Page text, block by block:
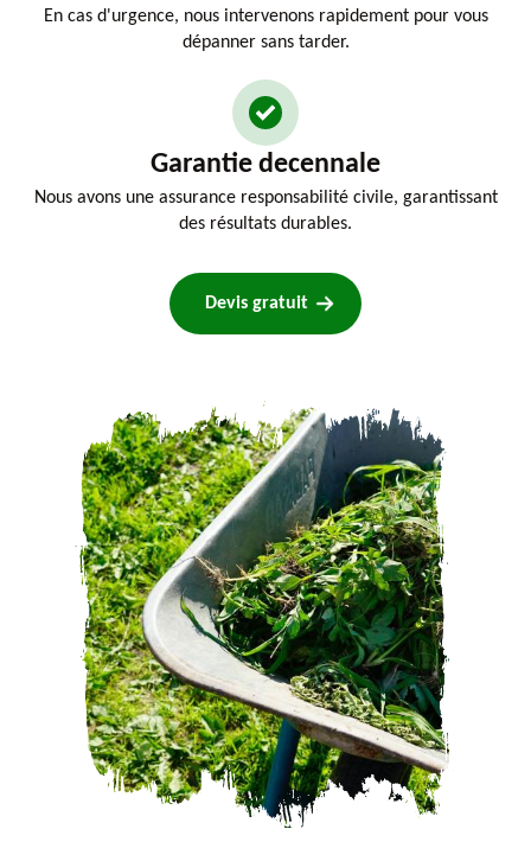
En cas d'urgence, nous intervenons rapidement pour vous
dépanner sans tarder.
Garantie decennale
Nous avons une assurance responsabilité civile, garantissant
des résultats durables.
Devis gratuit